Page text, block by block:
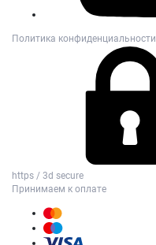
Политика конфиденциальности
https / 3d secure
Принимаем к оплате